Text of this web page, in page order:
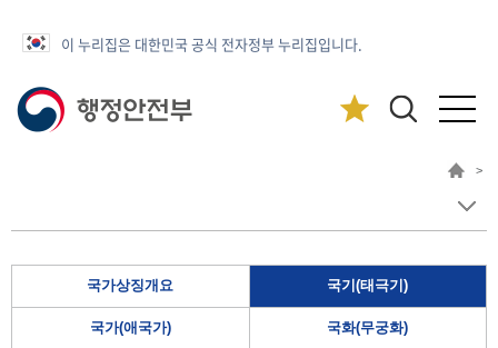
이 누리집은 대한민국 공식 전자정부 누리집입니다.
>
국가상징개요 국기(태극기)
국가(애국가) 국화(무궁화)